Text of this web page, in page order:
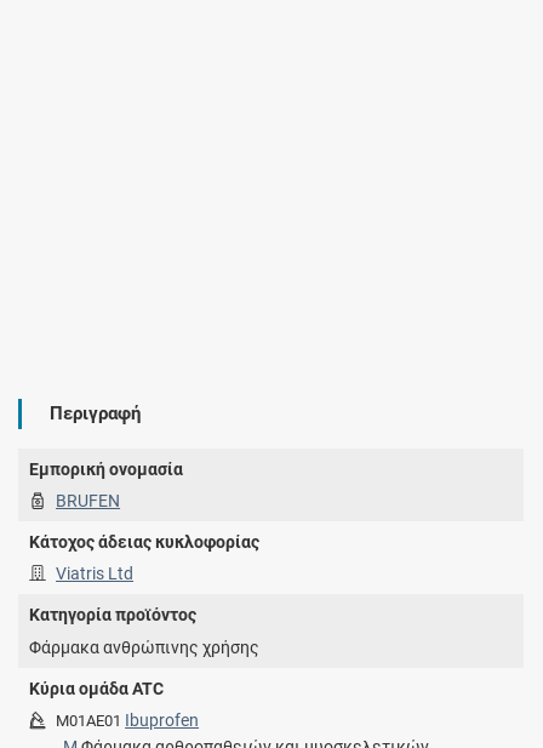
Περιγραφή
Εμπορική ονομασία
BRUFEN
Κάτοχος άδειας κυκλοφορίας
Viatris Ltd
Κατηγορία προϊόντος
Φάρμακα ανθρώπινης χρήσης
Κύρια ομάδα ATC
M01AE01 Ibuprofen